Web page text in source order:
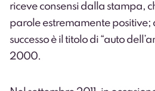
riceve consensi dalla stampa,
parole estremamente positive;
successo è il titolo di “auto
2000.